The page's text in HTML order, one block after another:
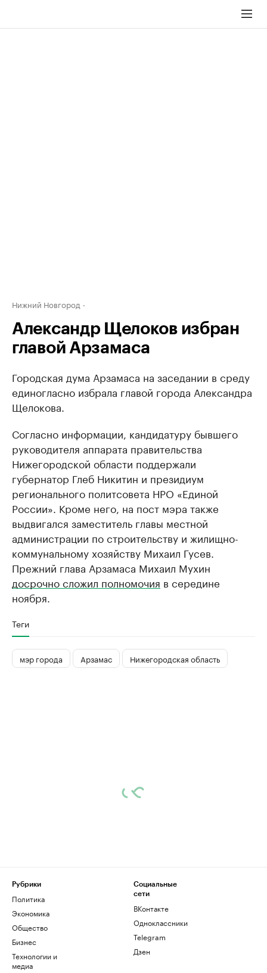
Нижний Новгород
Александр Щелоков избран
главой Арзамаса
Городская дума Арзамаса на заседании в среду
единогласно избрала главой города Александра
Щелокова.
​Согласно информации, кандидатуру бывшего
руководителя аппарата правительства
Нижегородской области поддержали
губернатор Глеб Никитин и президиум
регионального политсовета НРО «Единой
России». Кроме него, на пост мэра также
выдвигался заместитель главы местной
администрации по строительству и жилищно-
коммунальному хозяйству Михаил Гусев.
Прежний глава Арзамаса Михаил Мухин
досрочно сложил полномочия в середине
ноября.
Теги
мэр города Арзамас Нижегородская область
Рубрики
Политика
Экономика
Общество
Бизнес
Технологии и
медиа
Социальные
сети
ВКонтакте
Одноклассники
Telegram
Дзен